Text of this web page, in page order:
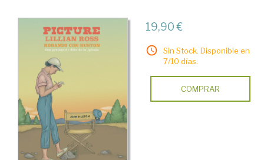
19,90 €
Sin Stock. Disponible en
7/10 días.
COMPRAR